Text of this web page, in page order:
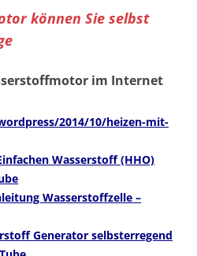
können Sie selbst
im Internet
2014/10/heizen-mit-
Wasserstoff (HHO)
Wasserstoffzelle –
Generator selbsterregend